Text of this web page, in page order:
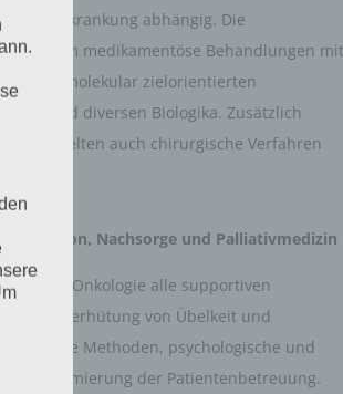
der Erkrankung abhängig. Die
vor allem medikamentöse Behandlungen mit
molekular zielorientierten
und diversen Biologika. Zusätzlich
und selten auch chirurgische Verfahren
Nachsorge und Palliativmedizin
in der Onkologie alle supportiven
Verhütung von Übelkeit und
Methoden, psychologische und
zur Optimierung der Patientenbetreuung.